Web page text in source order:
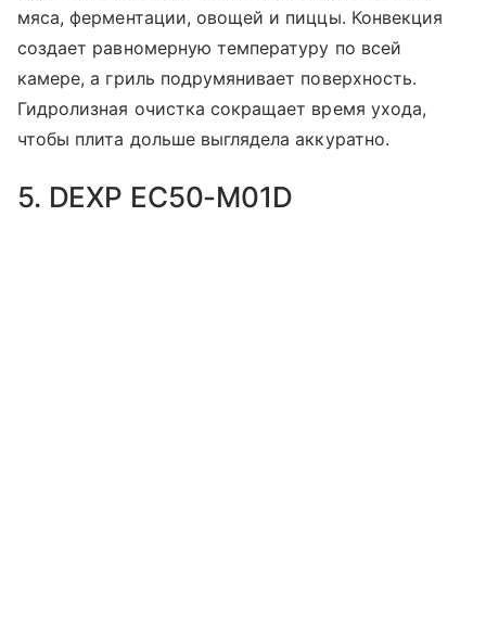
мяса, ферментации, овощей и пиццы. Конвекция
создает равномерную температуру по всей
камере, а гриль подрумянивает поверхность.
Гидролизная очистка сокращает время ухода,
чтобы плита дольше выглядела аккуратно.
5. DEXP EC50-M01D